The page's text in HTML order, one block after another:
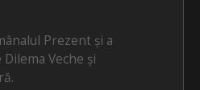
Prezent și a
Veche și